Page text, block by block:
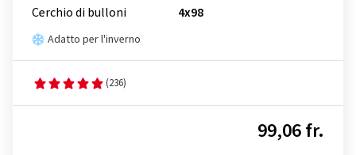
Cerchio di bulloni
4x98
Adatto per l'inverno
(236)
99,06 fr.